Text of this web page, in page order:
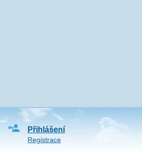
Přihlášení
Registrace